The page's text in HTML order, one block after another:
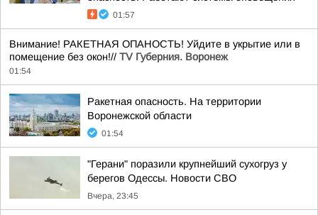
01:57
Внимание! РАКЕТНАЯ ОПАНОСТЬ! Уйдите в укрытие или в
помещение без окон!// TV Губерния. Воронеж
01:54
Ракетная опасность. На территории
Воронежской области
01:54
"Герани" поразили крупнейший сухогруз у
берегов Одессы. Новости СВО
Вчера, 23:45